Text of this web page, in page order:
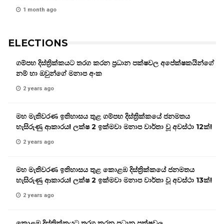
1 month ago
ELECTIONS
ගම්පහ දිස්ත්‍රික්කයට තරග කරන ප්‍රධාන පක්ෂවල අපේක්ෂකයින්ගේ
නම් හා ඔවුන්ගේ මනාප අංක
2 years ago
මහ මැතිවරණ ඉතිහාසය තුළ ගම්පහ දිස්ත්‍රික්කයේ ජනමතය
හැසිරුණු ආකාරය! ලක්ෂ 2 ඉක්මවා මනාප වාර්තා වූ අවස්ථා 12ක්!
2 years ago
මහ මැතිවරණ ඉතිහාසය තුළ කොළඹ දිස්ත්‍රික්කයේ ජනමතය
හැසිරුණු ආකාරය! ලක්ෂ 2 ඉක්මවා මනාප වාර්තා වූ අවස්ථා 13ක්!
2 years ago